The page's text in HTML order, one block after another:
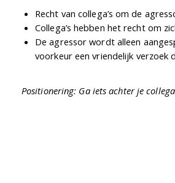
Recht van collega’s om de
Collega’s hebben het recht om
De agressor wordt alleen
voorkeur een vriendelijk verzoek
Positionering: Ga iets achter je